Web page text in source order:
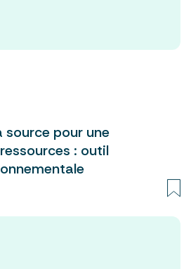
source pour une
: outil